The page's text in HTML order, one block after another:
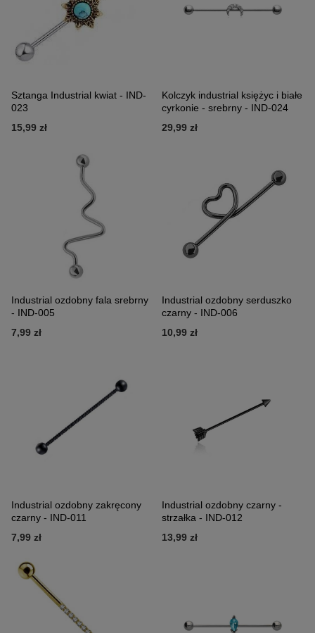
Sztanga Industrial kwiat - IND-
023
15,99 zł
Kolczyk industrial księżyc i białe
cyrkonie - srebrny - IND-024
29,99 zł
Industrial ozdobny fala srebrny
- IND-005
7,99 zł
Industrial ozdobny serduszko
czarny - IND-006
10,99 zł
Industrial ozdobny zakręcony
czarny - IND-011
7,99 zł
Industrial ozdobny czarny -
strzałka - IND-012
13,99 zł